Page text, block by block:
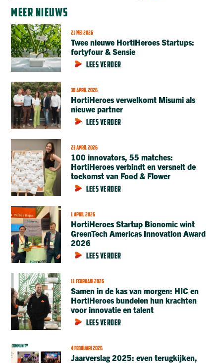
MEER NIEUWS
21 MEI 2026
Twee nieuwe HortiHeroes Startups:
fortyfour & Sensie
LEES VERDER
30 APRIL 2026
HortiHeroes verwelkomt Misumi als
nieuwe partner
LEES VERDER
23 APRIL 2026
100 innovators, 55 matches:
HortiHeroes verbindt en versnelt de
toekomst van Food & Flower
LEES VERDER
1 APRIL 2026
HortiHeroes Startup Bionomic wint
GreenTech Americas Innovation Award
2026
LEES VERDER
11 FEBRUARI 2026
Samen in de kas van morgen: HIC en
HortiHeroes bundelen hun krachten
voor innovatie en talent
LEES VERDER
4 FEBRUARI 2026
Jaarverslag 2025: even terugkijken,